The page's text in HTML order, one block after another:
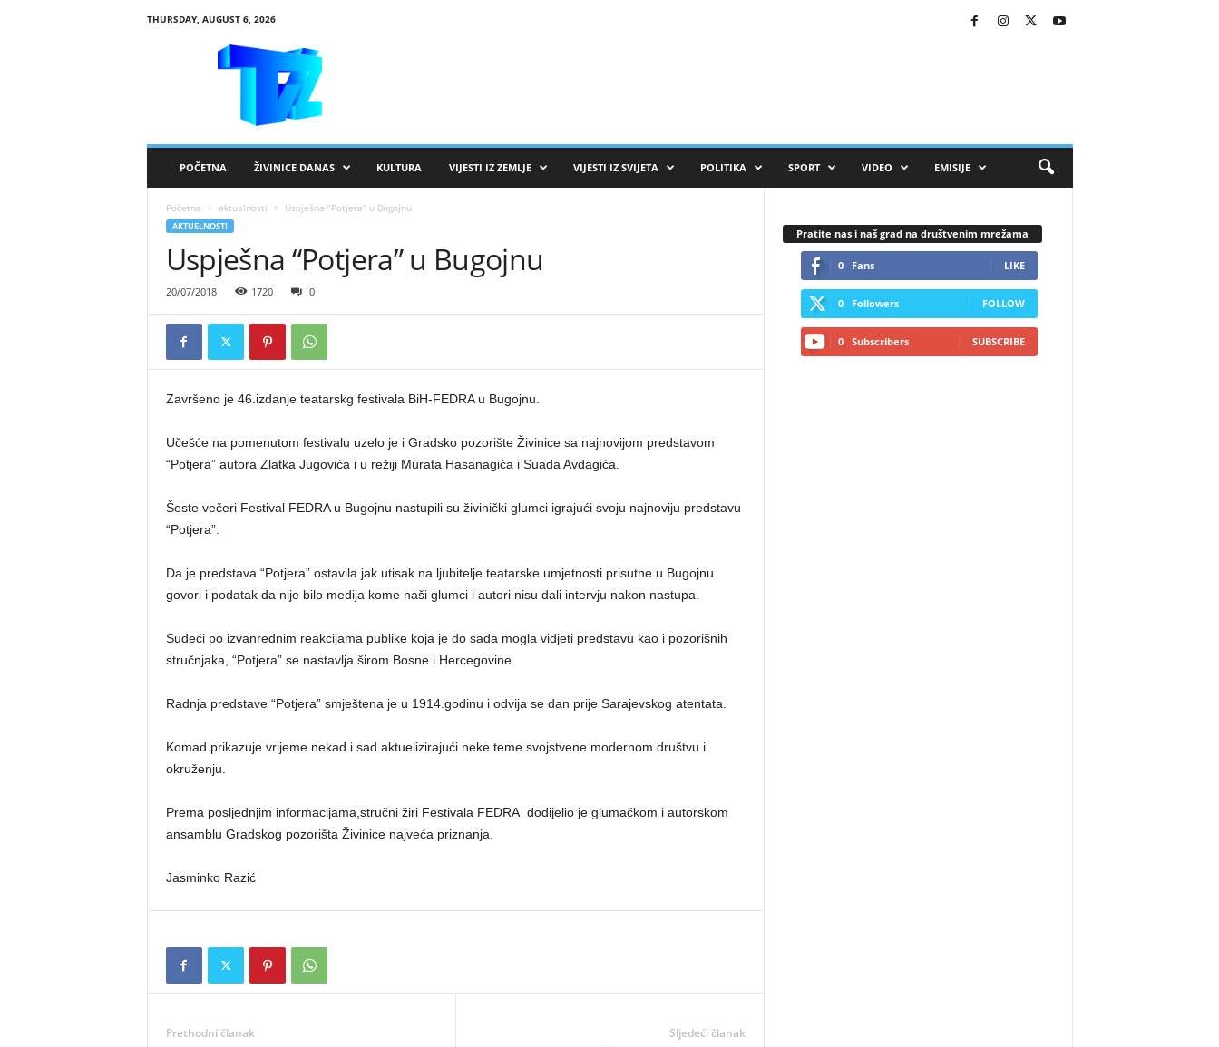
THURSDAY, AUGUST 6, 2026
POČETNA ŽIVINICE DANAS KULTURA VIJESTI IZ ZEMLJE VIJESTI IZ SVIJETA POLITIKA SPORT VIDEO EMISIJE
Početna aktuelnosti Uspješna “Potjera” u Bugojnu
AKTUELNOSTI
Uspješna “Potjera” u Bugojnu
20/07/2018 1720 0
Završeno je 46.izdanje teatarskg festivala BiH-FEDRA u Bugojnu.
Učešće na pomenutom festivalu uzelo je i Gradsko pozorište Živinice sa najnovijom predstavom
“Potjera” autora Zlatka Jugovića i u režiji Murata Hasanagića i Suada Avdagića.
Šeste večeri Festival FEDRA u Bugojnu nastupili su živinički glumci igrajući svoju najnoviju predstavu
“Potjera”.
Da je predstava “Potjera” ostavila jak utisak na ljubitelje teatarske umjetnosti prisutne u Bugojnu
govori i podatak da nije bilo medija kome naši glumci i autori nisu dali intervju nakon nastupa.
Sudeći po izvanrednim reakcijama publike koja je do sada mogla vidjeti predstavu kao i pozorišnih
stručnjaka, “Potjera” se nastavlja širom Bosne i Hercegovine.
Radnja predstave “Potjera” smještena je u 1914.godinu i odvija se dan prije Sarajevskog atentata.
Komad prikazuje vrijeme nekad i sad aktuelizirajući neke teme svojstvene modernom društvu i
okruženju.
Prema posljednjim informacijama,stručni žiri Festivala FEDRA dodijelio je glumačkom i autorskom
ansamblu Gradskog pozorišta Živinice najveća priznanja.
Jasminko Razić
Prethodni članak Sljedeći članak
Pratite nas i naš grad na društvenim mrežama
0 Fans LIKE
0 Followers FOLLOW
0 Subscribers SUBSCRIBE